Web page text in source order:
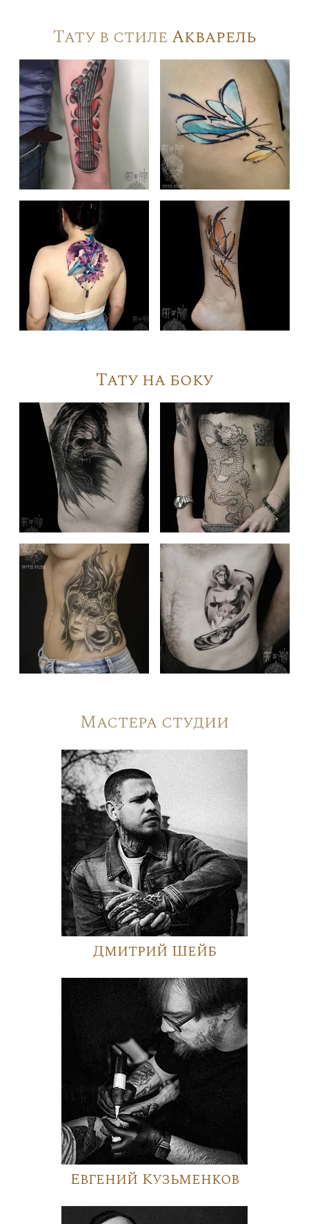
Тату в стиле Акварель
Тату на боку
Мастера студии
Дмитрий Шейб
Евгений Кузьменков